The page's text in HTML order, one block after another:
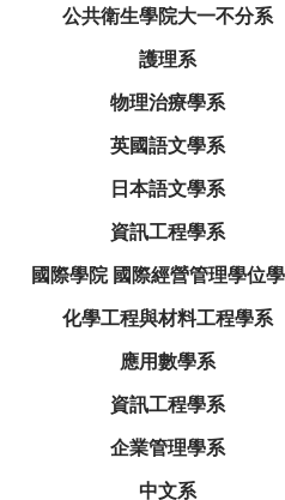
公共衛生學院大一不分系
護理系
物理治療學系
英國語文學系
日本語文學系
資訊工程學系
國際學院 國際經營管理學位
化學工程與材料工程學系
應用數學系
資訊工程學系
企業管理學系
中文系